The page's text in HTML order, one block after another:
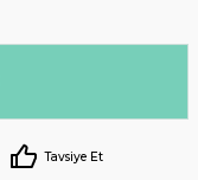
Tavsiye Et